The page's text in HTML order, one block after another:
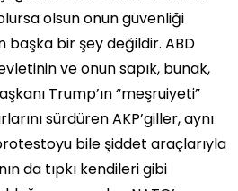
olsun onun güvenliği
başka bir şey değildir. ABD
ve onun sapık, bunak,
Trump’ın “meşruiyeti”
sürdüren AKP’giller, aynı
bile şiddet araçlarıyla
da tıpkı kendileri gibi